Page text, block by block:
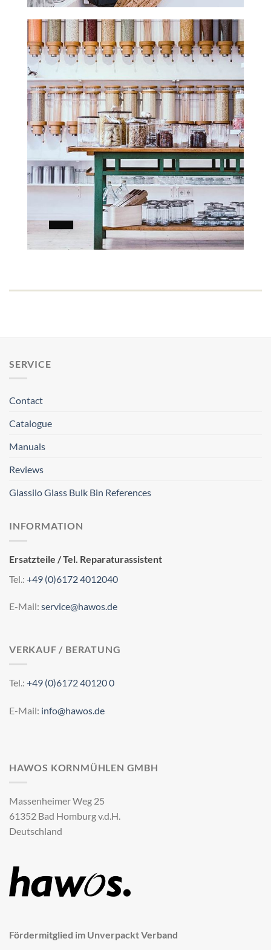
SERVICE
Contact
Catalogue
Manuals
Reviews
Glassilo Glass Bulk Bin References
INFORMATION
Ersatzteile / Tel. Reparaturassistent
Tel.: +49 (0)6172 4012040
E-Mail: service@hawos.de
VERKAUF / BERATUNG
Tel.: +49 (0)6172 40120 0
E-Mail: info@hawos.de
HAWOS KORNMÜHLEN GMBH
Massenheimer Weg 25
61352 Bad Homburg v.d.H.
Deutschland
Fördermitglied im Unverpackt Verband